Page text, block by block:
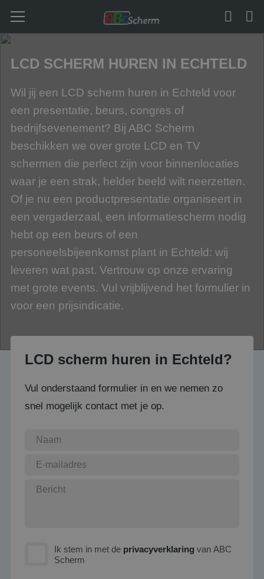
LCD SCHERM HUREN IN ECHTELD
Wil jij een LCD scherm huren in Echteld voor
een presentatie, beurs, congres of
bedrijfsevenement? Bij ABC Scherm
beschikken we over grote LCD en TV
schermen die perfect zijn voor binnenlocaties
waar je een strak, helder beeld wilt neerzetten.
Of je nu een productpresentatie organiseert in
een vergaderzaal, een informatiescherm nodig
hebt op een beurs of een
personeelsbijeenkomst plant in Echteld: wij
leveren wat past. Vertrouw op onze ervaring
met grote events. Vul vrijblijvend het formulier in
voor een prijsindicatie.
LCD scherm huren in Echteld?
Vul onderstaand formulier in en we nemen zo
snel mogelijk contact met je op.
Ik stem in met de privacyverklaring van ABC
Scherm